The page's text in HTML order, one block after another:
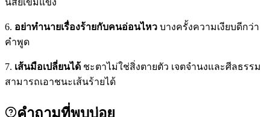
6. อย่าทำนายเรื่องร้ายกับคนอ่อนไหว บางครั้งความเงียบดีกว่า
คำพูด
7. เส้นมือเปลี่ยนได้ ชะตาไม่ใช่สิ่งตายตัว เจตจำนงและศีลธรรม
สามารถเอาชนะเส้นร้ายได้
คำถามที่พบบ่อย